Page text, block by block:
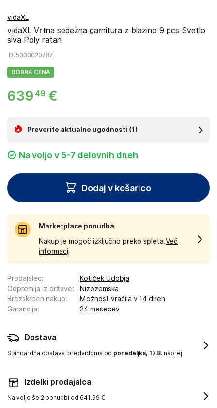
vidaXL
vidaXL Vrtna sedežna garnitura z blazino 9 pcs Svetlo
siva Poly ratan
ID: 5000020787
DOBRA CENA
639 49 €
Preverite aktualne ugodnosti (1)
Na voljo v 5-7 delovnih dneh
Dodaj v košarico
Marketplace ponudba
Nakup je mogoč izključno preko spleta.Več
informacij
Prodajalec:
Kotiček Udobja
Odpremlja iz države:
Nizozemska
Brezskrben nakup:
Možnost vračila v 14 dneh
Garancija: 24 mesecev
Dostava
Standardna dostava predvidoma od ponedeljka, 17.8. naprej
Izdelki prodajalca
Na voljo še 2 ponudbi od 641.99 €